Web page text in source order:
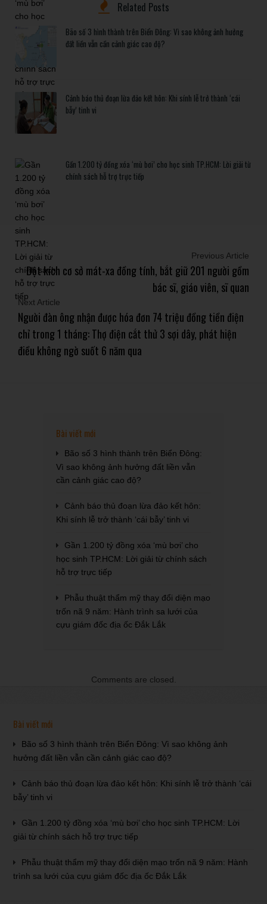
Related Posts
Bão số 3 hình thành trên Biển Đông: Vì sao không ảnh hưởng
đất liền vẫn cần cảnh giác cao độ?
Cảnh báo thủ đoạn lừa đảo kết hôn: Khi sính lễ trở thành ‘cái
bẫy’ tinh vi
Gần 1.200 tỷ đồng xóa ‘mù bơi’ cho học sinh TP.HCM: Lời giải từ
chính sách hỗ trợ trực tiếp
Previous Article
Đột kích cơ sở mát-xa đồng tính, bắt giữ 201 người gồm
bác sĩ, giáo viên, sĩ quan
Next Article
Người đàn ông nhận được hóa đơn 74 triệu đồng tiền điện
chỉ trong 1 tháng: Thợ điện cắt thử 3 sợi dây, phát hiện
điều không ngờ suốt 6 năm qua
Bài viết mới
Bão số 3 hình thành trên Biển Đông:
Vì sao không ảnh hưởng đất liền vẫn
cần cảnh giác cao độ?
Cảnh báo thủ đoạn lừa đảo kết hôn:
Khi sính lễ trở thành ‘cái bẫy’ tinh vi
Gần 1.200 tỷ đồng xóa ‘mù bơi’ cho
học sinh TP.HCM: Lời giải từ chính sách
hỗ trợ trực tiếp
Phẫu thuật thẩm mỹ thay đổi diện mạo
trốn nã 9 năm: Hành trình sa lưới của
cựu giám đốc địa ốc Đắk Lắk
Comments are closed.
Bài viết mới
Bão số 3 hình thành trên Biển Đông: Vì sao không ảnh
hưởng đất liền vẫn cần cảnh giác cao độ?
Cảnh báo thủ đoạn lừa đảo kết hôn: Khi sính lễ trở thành ‘cái
bẫy’ tinh vi
Gần 1.200 tỷ đồng xóa ‘mù bơi’ cho học sinh TP.HCM: Lời
giải từ chính sách hỗ trợ trực tiếp
Phẫu thuật thẩm mỹ thay đổi diện mạo trốn nã 9 năm: Hành
trình sa lưới của cựu giám đốc địa ốc Đắk Lắk